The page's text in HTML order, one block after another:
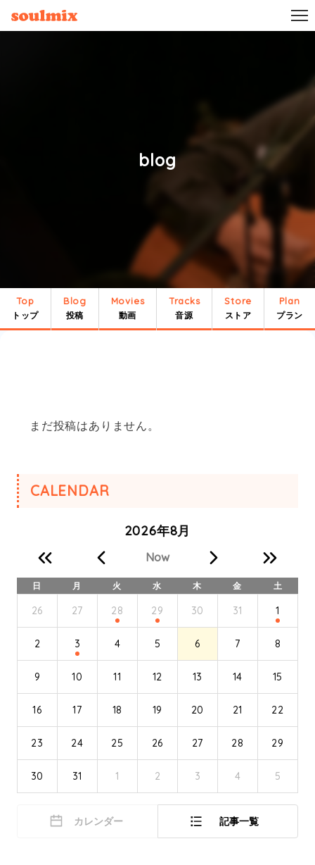
blog
Top
トップ
Blog
投稿
Movies
動画
Tracks
音源
Store
ストア
Plan
プラン
CALENDAR
2026年8月
Now
日 月 火 水 木 金 土
26 27 28 29 30 31 1
2 3 4 5 6 7 8
9 10 11 12 13 14 15
16 17 18 19 20 21 22
23 24 25 26 27 28 29
30 31 1 2 3 4 5
カレンダー 記事一覧
まだ投稿はありません。